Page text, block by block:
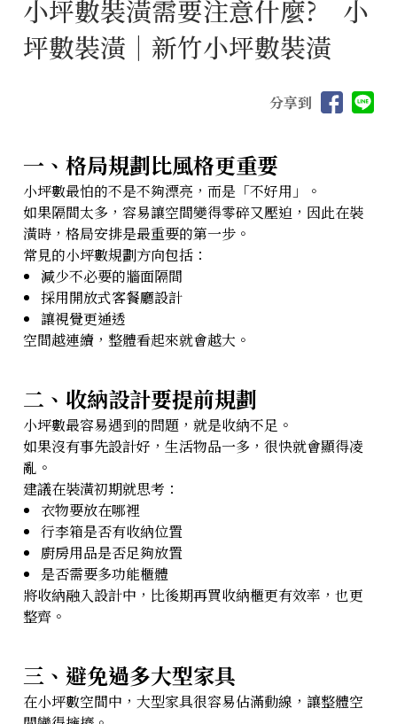
小坪數裝潢需要注意什麼? 小
坪數裝潢｜新竹小坪數裝潢
分享到
一、格局規劃比風格更重要
小坪數最怕的不是不夠漂亮，而是「不好用」。
如果隔間太多，容易讓空間變得零碎又壓迫，因此在裝
潢時，格局安排是最重要的第一步。
常見的小坪數規劃方向包括：
減少不必要的牆面隔間
採用開放式客餐廳設計
讓視覺更通透
空間越連續，整體看起來就會越大。
二、收納設計要提前規劃
小坪數最容易遇到的問題，就是收納不足。
如果沒有事先設計好，生活物品一多，很快就會顯得凌
亂。
建議在裝潢初期就思考：
衣物要放在哪裡
行李箱是否有收納位置
廚房用品是否足夠放置
是否需要多功能櫃體
將收納融入設計中，比後期再買收納櫃更有效率，也更
整齊。
三、避免過多大型家具
在小坪數空間中，大型家具很容易佔滿動線，讓整體空